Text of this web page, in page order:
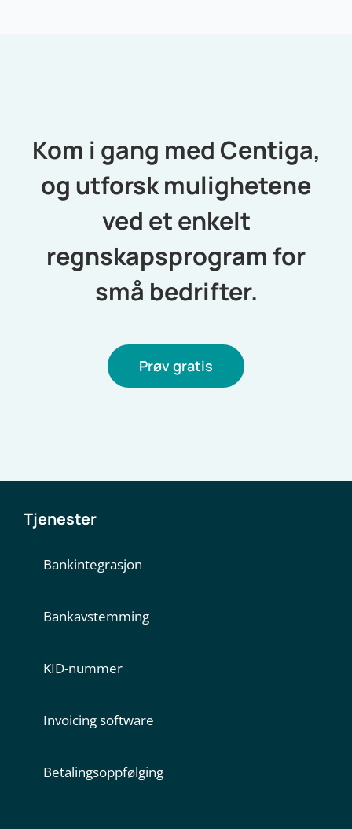
Kom i gang med Centiga,
og utforsk mulighetene
ved et enkelt
regnskapsprogram for
små bedrifter.
Prøv gratis
Tjenester
Bankintegrasjon
Bankavstemming
KID-nummer
Invoicing software
Betalingsoppfølging